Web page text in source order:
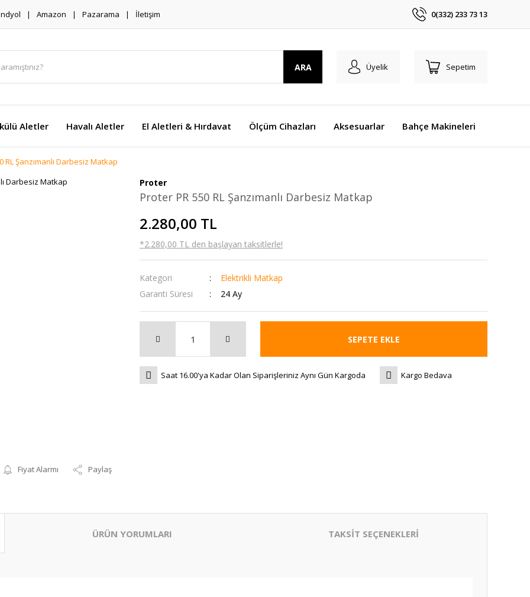
Amazon Pazarama İletişim 0(332) 233 73 13
ARA Üyelik Sepetim
Aletler Havalı Aletler El Aletleri & Hırdavat Ölçüm Cihazları Aksesuarlar Bahçe Makineleri
RL Şanzımanlı Darbesiz Matkap
Fiyat Alarmı Paylaş
Proter
Proter PR 550 RL Şanzımanlı Darbesiz Matkap
2.280,00 TL
*2.280,00 TL den başlayan taksitlerle!
Kategori
Elektrikli Matkap
Garanti Süresi
24 Ay
SEPETE EKLE
Saat 16.00'ya Kadar Olan Siparişleriniz Aynı Gün Kargoda Kargo Bedava
ÜRÜN YORUMLARI TAKSİT SEÇENEKLERİ